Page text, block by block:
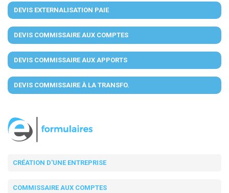
DEVIS EXTERNALISATION PAIE
DEVIS COMMISSAIRE AUX COMPTES
DEVIS COMMISSAIRE AUX APPORTS
DEVIS COMMISSAIRE À LA TRANSFO.
CRÉATION D'UNE ENTREPRISE
COMMISSAIRE AUX COMPTES